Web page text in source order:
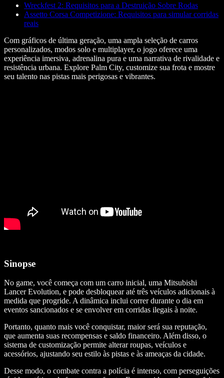
Wreckfest 2: Requisitos para a Destruição Sobre Rodas
Assetto Corsa Competizione: Requisitos para simular corridas
reais
Com gráficos de última geração, uma ampla seleção de carros
personalizados, modos solo e multiplayer, o jogo oferece uma
experiência imersiva, adrenalina pura e uma narrativa de rivalidade e
resistência urbana. Explore Palm City, customize sua frota e mostre
seu talento nas pistas mais perigosas e vibrantes.
Sinopse
No game, você começa com um carro inicial, uma Mitsubishi
Lancer Evolution, e pode desbloquear até três veículos adicionais à
medida que progride. A dinâmica inclui correr durante o dia em
eventos sancionados e se envolver em corridas ilegais à noite.
Portanto, quanto mais você conquistar, maior será sua reputação,
que aumenta suas recompensas e saldo financeiro. Além disso, o
sistema de customização permite alterar roupas, veículos e
acessórios, ajustando seu estilo às pistas e às ameaças da cidade.
Desse modo, o combate contra a polícia é intenso, com perseguições